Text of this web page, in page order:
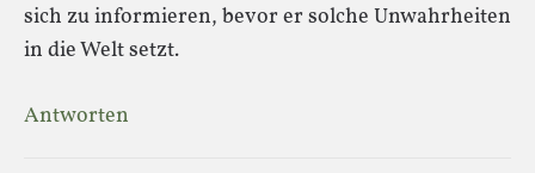
sich zu informieren, bevor er solche Unwahrheiten
in die Welt setzt.
Antworten